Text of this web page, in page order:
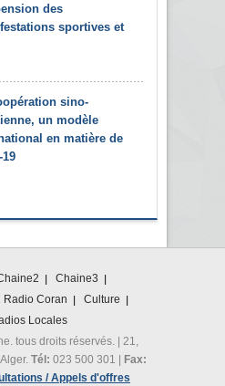
des
sportives et
sino-
un modèle
en matière de
Chaine3
Radio Coran
Culture
Locales
tous droits réservés. | 21,
Tél: 023 500 301 | Fax:
/ Appels d'offres